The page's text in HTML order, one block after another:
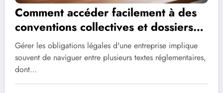
Comment accéder facilement à des
conventions collectives et dossiers
juridiques pour votre entreprise
Gérer les obligations légales d'une entreprise implique
souvent de naviguer entre plusieurs textes réglementaires,
dont…